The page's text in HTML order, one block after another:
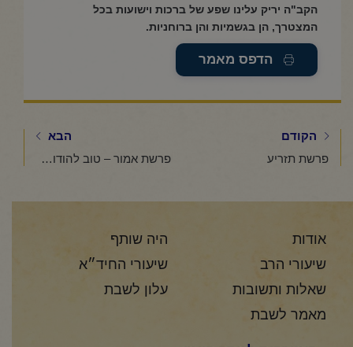
הקב"ה יריק עלינו שפע של ברכות וישועות בכל
המצטרך, הן בגשמיות והן ברוחניות.
הדפס מאמר
הקודם
פרשת תזריע
הבא
פרשת אמור – טוב להודות לה'
אודות
היה שותף
שיעורי הרב
שיעורי החיד״א
שאלות ותשובות
עלון לשבת
מאמר לשבת